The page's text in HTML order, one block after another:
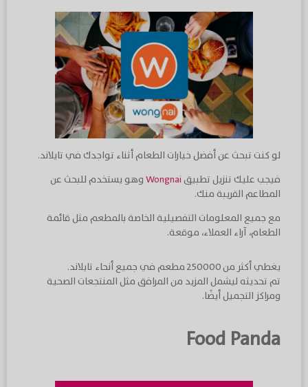
لو كنت تبحث عن أفضل خيارات الطعام أثناء تواجدك في تايلاند.
فيجب عليك تنزيل تطبيق Wongnaiوهو يستخدم للبحث عن
المطاعم القريبة منك.
مع جميع المعلومات التفصيلية الخاصة بالمطعم مثل قائمة
الطعام، آراء العملاء، موقعة.
يغطي أكثر من 250000 مطعم في جميع أنحاء تايلاند.
تم تحديثه ليشمل المزيد من المرافق مثل المنتجعات الصحية
ومراكز التجميل أيضًا.
Food Panda